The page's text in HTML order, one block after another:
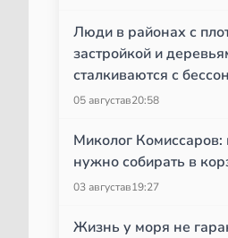
Люди в районах с
застройкой и
сталкиваются с
05 августав20:58
Миколог Комиссаров:
нужно собирать в
03 августав19:27
Жизнь у моря не